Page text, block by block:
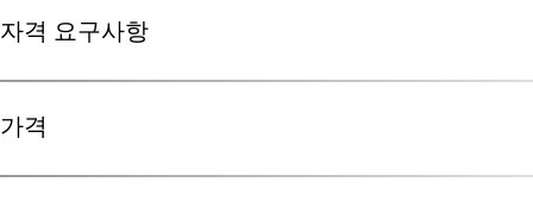
사용자 인터페이스，시각화，분할，그리고 보고서의 기본 외
니다：
벽 두께 분석
자격 요구사항
없음．
가격